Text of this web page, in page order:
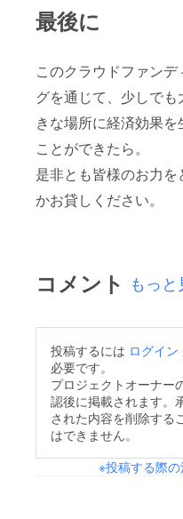
最後に
このクラウドファンデ
グを通じて、少しでも
きな場所に経済効果を
ことができたら。
是非とも皆様のお力を
かお貸しください。
コメント もっと
投稿するには ログイン
必要です。
プロジェクトオーナー
認後に掲載されます。
された内容を削除する
はできません。
※投稿する際